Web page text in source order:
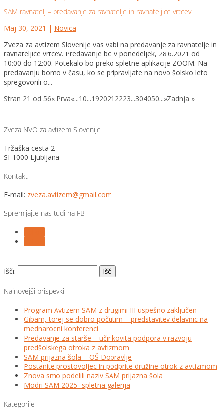
SAM ravnatelj – predavanje za ravnatelje in ravnateljice vrtcev
Maj 30, 2021 | Novica
Zveza za avtizem Slovenije vas vabi na predavanje za ravnatelje in
ravnateljice vrtcev. Predavanje bo v ponedeljek, 28.6.2021 od
10:00 do 12:00. Potekalo bo preko spletne aplikacije ZOOM. Na
predavanju bomo v času, ko se pripravljate na novo šolsko leto
spregovorili o...
Stran 21 od 56« Prva«...10...192021 2223...304050...»Zadnja »
Zveza NVO za avtizem Slovenije
Tržaška cesta 2
SI-1000 Ljubljana
Kontakt
E-mail: zveza.avtizem@gmail.com
Spremljajte nas tudi na FB
Išči:
Najnovejši prispevki
Program Avtizem SAM z drugimi III uspešno zaključen
Gibam, torej se dobro počutim – predstavitev delavnic na
mednarodni konferenci
Predavanje za starše – učinkovita podpora v razvoju
predšolskega otroka z avtizmom
SAM prijazna šola – OŠ Dobravlje
Postanite prostovoljec in podprite družine otrok z avtizmom
Znova smo podelili naziv SAM prijazna šola
Modri SAM 2025- spletna galerija
Kategorije